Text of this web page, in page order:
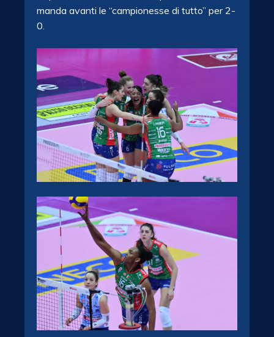
manda avanti le “campionesse di tutto” per 2-
0.